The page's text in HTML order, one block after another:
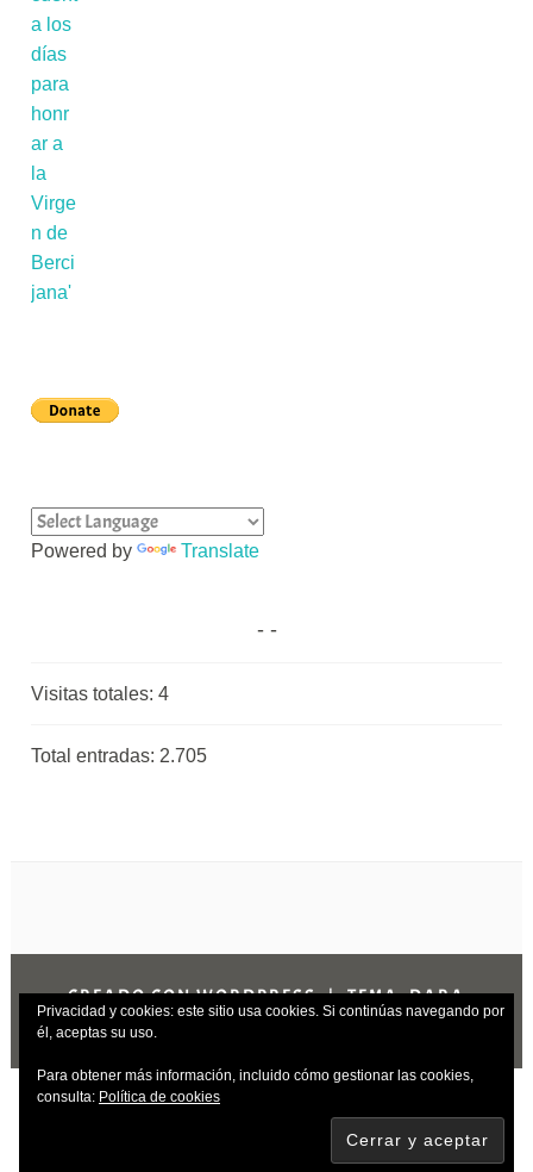
Powered by Translate
Visitas totales:4
Total entradas: 2.705
Privacidad y cookies: este sitio usa cookies. Si continúas navegando por
él, aceptas su uso.
Para obtener más información, incluido cómo gestionar las cookies,
consulta: Política de cookies
CREADO CON WORDPRESS | TEMA: DARA